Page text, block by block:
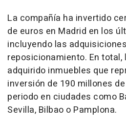
La compañía ha invertido
de euros en Madrid en los
incluyendo las
reposicionamiento. En total,
adquirido inmuebles que
inversión de 190 millones
periodo en ciudades como
Sevilla, Bilbao o Pamplona.